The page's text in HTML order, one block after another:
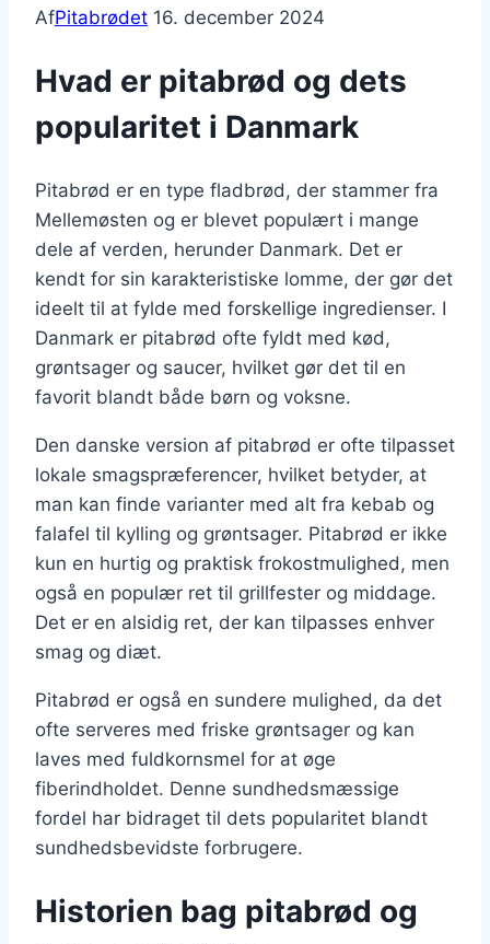
AfPitabrødet 16. december 2024
Hvad er pitabrød og dets
popularitet i Danmark
Pitabrød er en type fladbrød, der stammer fra
Mellemøsten og er blevet populært i mange
dele af verden, herunder Danmark. Det er
kendt for sin karakteristiske lomme, der gør det
ideelt til at fylde med forskellige ingredienser. I
Danmark er pitabrød ofte fyldt med kød,
grøntsager og saucer, hvilket gør det til en
favorit blandt både børn og voksne.
Den danske version af pitabrød er ofte tilpasset
lokale smagspræferencer, hvilket betyder, at
man kan finde varianter med alt fra kebab og
falafel til kylling og grøntsager. Pitabrød er ikke
kun en hurtig og praktisk frokostmulighed, men
også en populær ret til grillfester og middage.
Det er en alsidig ret, der kan tilpasses enhver
smag og diæt.
Pitabrød er også en sundere mulighed, da det
ofte serveres med friske grøntsager og kan
laves med fuldkornsmel for at øge
fiberindholdet. Denne sundhedsmæssige
fordel har bidraget til dets popularitet blandt
sundhedsbevidste forbrugere.
Historien bag pitabrød og